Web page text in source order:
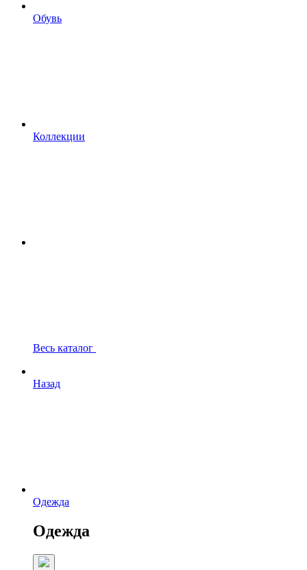
Обувь
Коллекции
Весь каталог
Назад
Одежда
Одежда